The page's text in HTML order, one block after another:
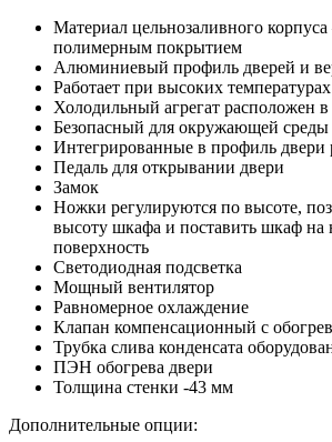
Материал цельнозаливного корпуса
полимерным покрытием
Алюминиевый профиль дверей и
Работает при высоких температурах
Холодильный агрегат расположен в
Безопасный для окружающей среды
Интегрированные в профиль двери
Педаль для открывании двери
Замок
Ножки регулируются по высоте,
высоту шкафа и поставить шкаф на
поверхность
Светодиодная подсветка
Мощный вентилятор
Равномерное охлаждение
Клапан компенсационный с
Трубка слива конденсата
ПЭН обогрева двери
Толщина стенки -43 мм
Дополнительные опции: